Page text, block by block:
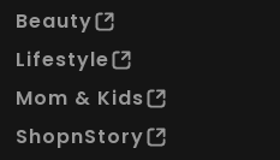
Beauty
Lifestyle
Mom & Kids
ShopnStory